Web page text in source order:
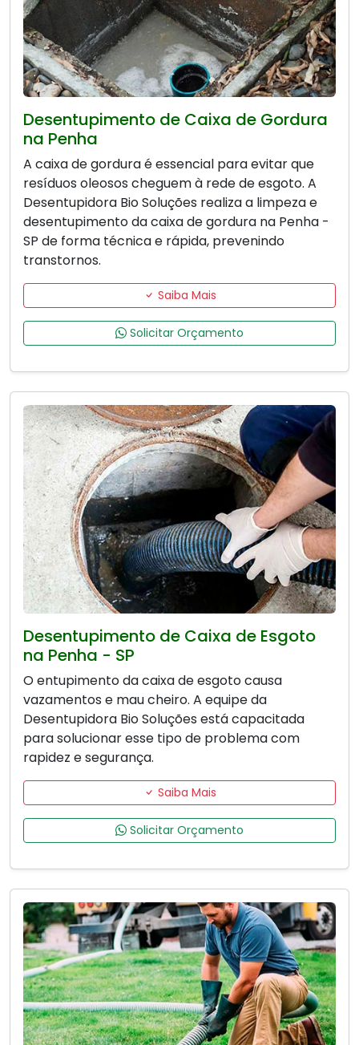
Desentupimento de Caixa de Gordura
na Penha
A caixa de gordura é essencial para evitar que
resíduos oleosos cheguem à rede de esgoto. A
Desentupidora Bio Soluções realiza a limpeza e
desentupimento da caixa de gordura na Penha -
SP de forma técnica e rápida, prevenindo
transtornos.
Saiba Mais
Solicitar Orçamento
Desentupimento de Caixa de Esgoto
na Penha - SP
O entupimento da caixa de esgoto causa
vazamentos e mau cheiro. A equipe da
Desentupidora Bio Soluções está capacitada
para solucionar esse tipo de problema com
rapidez e segurança.
Saiba Mais
Solicitar Orçamento